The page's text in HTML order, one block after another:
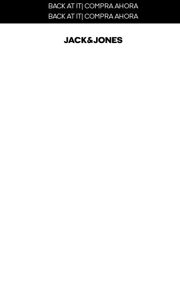
BACK AT IT| COMPRA AHORA
BACK AT IT| COMPRA AHORA